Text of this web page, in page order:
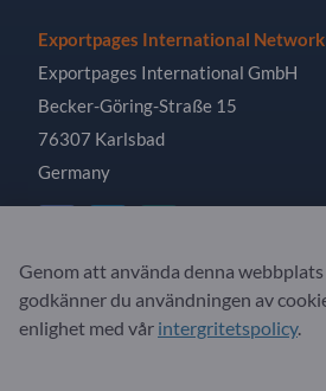
Exportpages International Network
Exportpages International GmbH
Becker-Göring-Straße 15
76307 Karlsbad
Germany
Copyright © 2026 Exportpages
Rights Reserved.
Genom att använda denna webbplats
godkänner du användningen av
enlighet med vår intergritetspolicy.